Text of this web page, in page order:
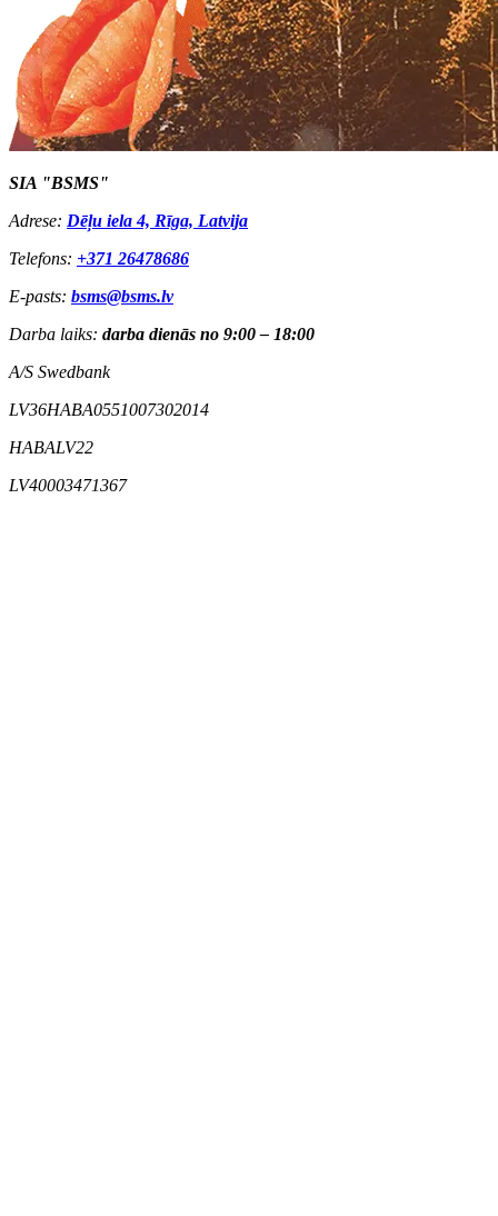
SIA "BSMS"
Adrese: Dēļu iela 4, Rīga, Latvija
Telefons: +371 26478686
E-pasts: bsms@bsms.lv
Darba laiks: darba dienās no 9:00 – 18:00
A/S Swedbank
LV36HABA0551007302014
HABALV22
LV40003471367